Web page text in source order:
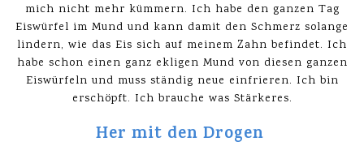
mich nicht mehr kümmern. Ich habe den ganzen Tag
Eiswürfel im Mund und kann damit den Schmerz solange
lindern, wie das Eis sich auf meinem Zahn befindet. Ich
habe schon einen ganz ekligen Mund von diesen ganzen
Eiswürfeln und muss ständig neue einfrieren. Ich bin
erschöpft. Ich brauche was Stärkeres.
Her mit den Drogen